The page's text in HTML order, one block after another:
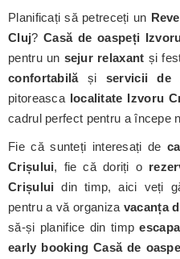
Planificați să petreceți un
Cluj?Casă de oaspeți
pentru un sejur relaxant și
confortabilăși servicii de
pitoreasca localitate Izvoru
cadrul perfect pentru a începe
Fie că sunteți interesați de
Crișului, fie că doriți o
Crișului din timp, aici veți
pentru a vă organiza vacanța
să-și planifice din timp
early booking Casă de